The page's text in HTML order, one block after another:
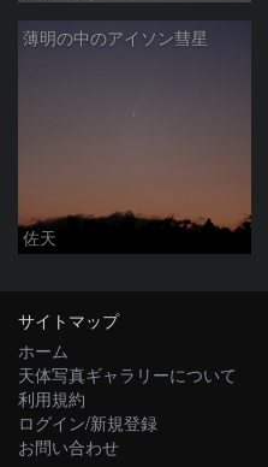
薄明の中のアイソン彗星
佐天
サイトマップ
ホーム
天体写真ギャラリーについて
利用規約
ログイン/新規登録
お問い合わせ